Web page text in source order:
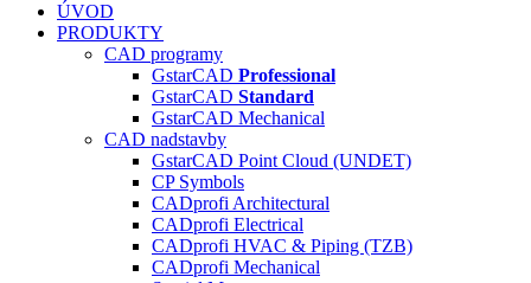
ÚVOD
PRODUKTY
CAD programy
GstarCAD Professional
GstarCAD Standard
GstarCAD Mechanical
CAD nadstavby
GstarCAD Point Cloud (UNDET)
CP Symbols
CADprofi Architectural
CADprofi Electrical
CADprofi HVAC & Piping (TZB)
CADprofi Mechanical